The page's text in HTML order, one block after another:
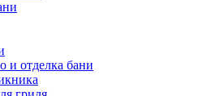
и отделка бани